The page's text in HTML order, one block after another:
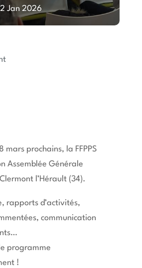
Jan 2026
mars prochains, la FFPPS
Assemblée Générale
l’Hérault (34).
rapports d’activités,
communication
programme
!